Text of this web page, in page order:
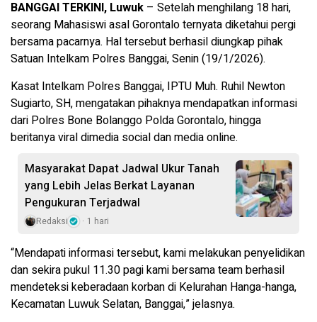
BANGGAI TERKINI, Luwuk – Setelah menghilang 18 hari,
seorang Mahasiswi asal Gorontalo ternyata diketahui pergi
bersama pacarnya. Hal tersebut berhasil diungkap pihak
Satuan Intelkam Polres Banggai, Senin (19/1/2026).
Kasat Intelkam Polres Banggai, IPTU Muh. Ruhil Newton
Sugiarto, SH, mengatakan pihaknya mendapatkan informasi
dari Polres Bone Bolanggo Polda Gorontalo, hingga
beritanya viral dimedia social dan media online.
Masyarakat Dapat Jadwal Ukur Tanah
yang Lebih Jelas Berkat Layanan
Pengukuran Terjadwal
Redaksi 1 hari
“Mendapati informasi tersebut, kami melakukan penyelidikan
dan sekira pukul 11.30 pagi kami bersama team berhasil
mendeteksi keberadaan korban di Kelurahan Hanga-hanga,
Kecamatan Luwuk Selatan, Banggai,” jelasnya.